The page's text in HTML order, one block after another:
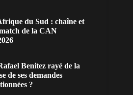
du Sud : chaîne et
de la CAN
Benitez rayé de la
de ses demandes
?